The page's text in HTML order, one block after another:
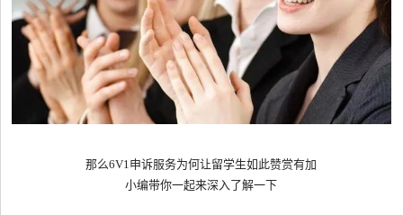
那么6V1申诉服务为何让留学生如此赞赏有加
小编带你一起来深入了解一下